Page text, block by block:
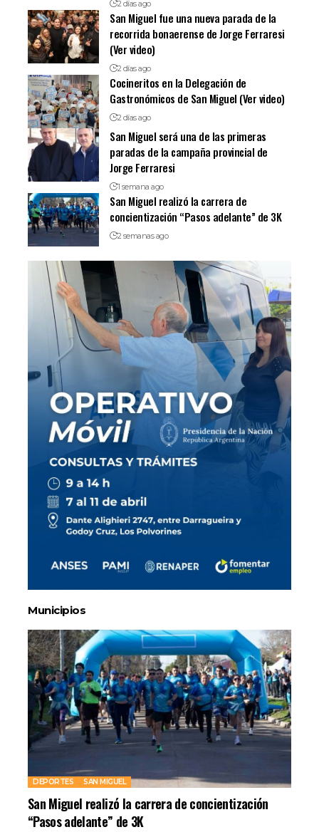
2 días ago
San Miguel fue una nueva parada de la
recorrida bonaerense de Jorge Ferraresi
(Ver video)
2 días ago
Cocineritos en la Delegación de
Gastronómicos de San Miguel (Ver video)
2 días ago
San Miguel será una de las primeras
paradas de la campaña provincial de
Jorge Ferraresi
1 semana ago
San Miguel realizó la carrera de
concientización “Pasos adelante” de 3K
2 semanas ago
Municipios
DEPORTES SAN MIGUEL
San Miguel realizó la carrera de concientización
“Pasos adelante” de 3K